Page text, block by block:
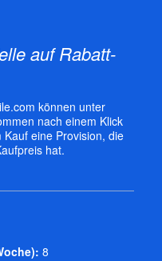
auf Rabatt-
können unter
nach einem Klick
eine Provision, die
hat.
8